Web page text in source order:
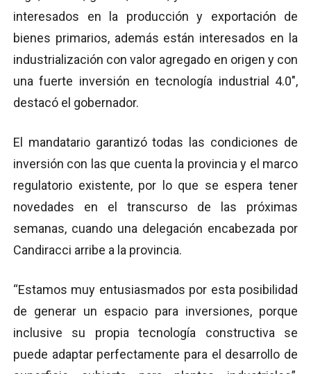
interesados en la producción y exportación de
bienes primarios, además están interesados en la
industrialización con valor agregado en origen y con
una fuerte inversión en tecnología industrial 4.0",
destacó el gobernador.
El mandatario garantizó todas las condiciones de
inversión con las que cuenta la provincia y el marco
regulatorio existente, por lo que se espera tener
novedades en el transcurso de las próximas
semanas, cuando una delegación encabezada por
Candiracci arribe a la provincia.
“Estamos muy entusiasmados por esta posibilidad
de generar un espacio para inversiones, porque
inclusive su propia tecnología constructiva se
puede adaptar perfectamente para el desarrollo de